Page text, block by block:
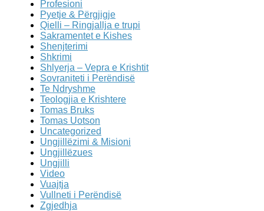
Profesioni
Pyetje & Përgjigje
Qielli – Ringjallja e trupi
Sakramentet e Kishes
Shenjterimi
Shkrimi
Shlyerja – Vepra e Krishtit
Sovraniteti i Perëndisë
Te Ndryshme
Teologjia e Krishtere
Tomas Bruks
Tomas Uotson
Uncategorized
Ungjillëzimi & Misioni
Ungjillëzues
Ungjilli
Video
Vuajtja
Vullneti i Perëndisë
Zgjedhja